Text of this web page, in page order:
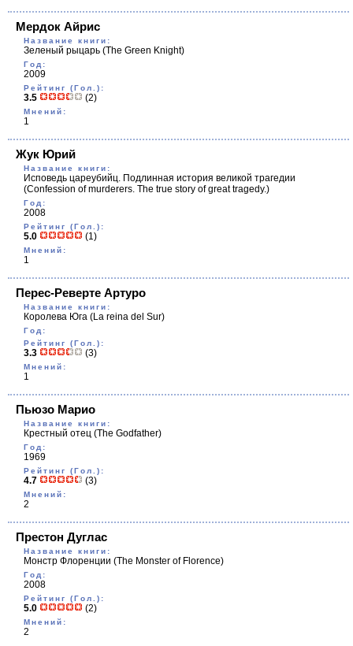
Мердок Айрис
Название книги:
Зеленый рыцарь (The Green Knight)
Год:
2009
Рейтинг (Гол.):
3.5 (2)
Мнений:
1
Жук Юрий
Название книги:
Исповедь цареубийц. Подлинная история великой трагедии
(Confession of murderers. The true story of great tragedy.)
Год:
2008
Рейтинг (Гол.):
5.0 (1)
Мнений:
1
Перес-Реверте Артуро
Название книги:
Королева Юга (La reina del Sur)
Год:
Рейтинг (Гол.):
3.3 (3)
Мнений:
1
Пьюзо Марио
Название книги:
Крестный отец (The Godfather)
Год:
1969
Рейтинг (Гол.):
4.7 (3)
Мнений:
2
Престон Дуглас
Название книги:
Монстр Флоренции (The Monster of Florence)
Год:
2008
Рейтинг (Гол.):
5.0 (2)
Мнений:
2